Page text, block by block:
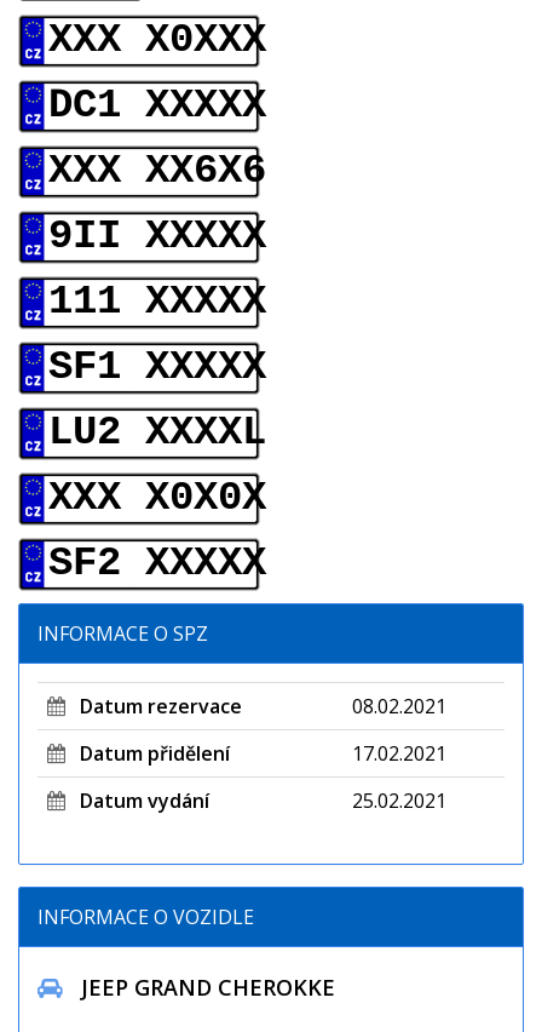
XXX X0XXX
DC1 XXXXX
XXX XX6X6
9II XXXXX
111 XXXXX
SF1 XXXXX
LU2 XXXXL
XXX X0X0X
SF2 XXXXX
INFORMACE O SPZ
Datum rezervace
08.02.2021
Datum přidělení
17.02.2021
Datum vydání
25.02.2021
INFORMACE O VOZIDLE
JEEP GRAND CHEROKKE